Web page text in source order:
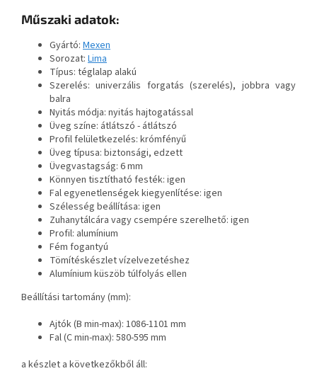
Műszaki adatok:
Gyártó: Mexen
Sorozat: Lima
Típus: téglalap alakú
Szerelés: univerzális forgatás (szerelés), jobbra vagy
balra
Nyitás módja: nyitás hajtogatással
Üveg színe: átlátszó - átlátszó
Profil felületkezelés: krómfényű
Üveg típusa: biztonsági, edzett
Üvegvastagság: 6 mm
Könnyen tisztítható festék: igen
Fal egyenetlenségek kiegyenlítése: igen
Szélesség beállítása: igen
Zuhanytálcára vagy csempére szerelhető: igen
Profil: alumínium
Fém fogantyú
Tömítéskészlet vízelvezetéshez
Alumínium küszöb túlfolyás ellen
Beállítási tartomány (mm):
Ajtók (B min-max): 1086-1101 mm
Fal (C min-max): 580-595 mm
a készlet a következőkből áll: